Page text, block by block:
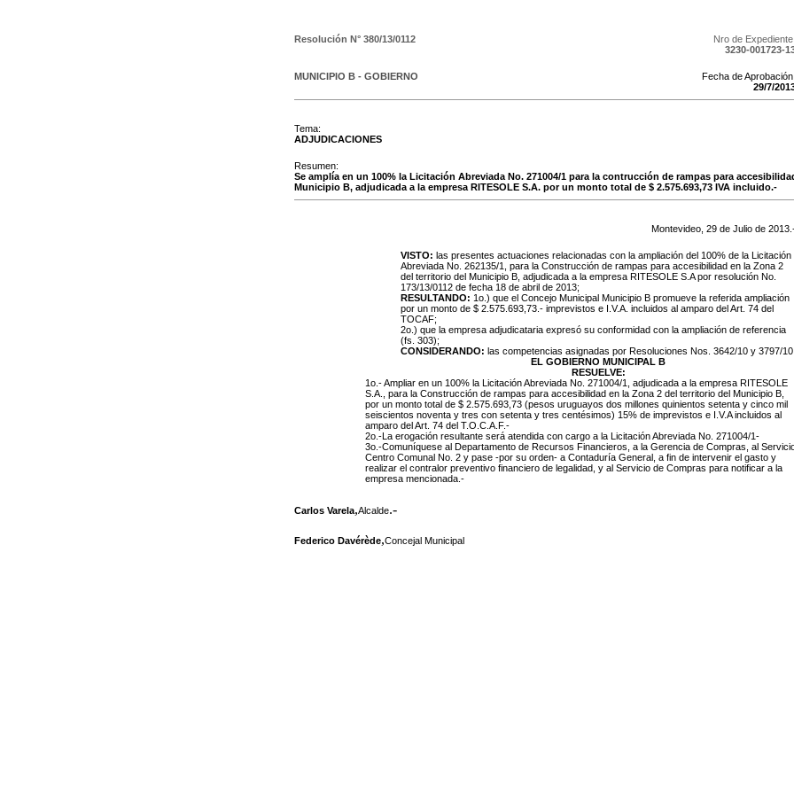
Resolución N° 380/13/0112
Nro de
3230-001723-
MUNICIPIO B - GOBIERNO
Fecha de
29/7/
Tema:
ADJUDICACIONES
Resumen:
Se amplía en un 100% la Licitación Abreviada No. 271004/1 para la contrucción de rampas para
Municipio B, adjudicada a la empresa RITESOLE S.A. por un monto total de $ 2.575.693,73 IVA incluido.-
Montevideo, 29 de Julio de 2013
VISTO: las presentes actuaciones relacionadas con la ampliación del 100% de la Licitación
Abreviada No. 262135/1, para la Construcción de rampas para accesibilidad en la Zona 2
del territorio del Municipio B, adjudicada a la empresa RITESOLE S.A por resolución No.
173/13/0112 de fecha 18 de abril de 2013;
RESULTANDO: 1o.) que el Concejo Municipal Municipio B promueve la referida ampliación
por un monto de $ 2.575.693,73.- imprevistos e I.V.A. incluidos al amparo del Art. 74 del
TOCAF;
2o.) que la empresa adjudicataria expresó su conformidad con la ampliación de referencia
(fs. 303);
CONSIDERANDO: las competencias asignadas por Resoluciones Nos. 3642/10 y 3797/
EL GOBIERNO MUNICIPAL B
RESUELVE:
1o.- Ampliar en un 100% la Licitación Abreviada No. 271004/1, adjudicada a la empresa RITESOLE
S.A., para la Construcción de rampas para accesibilidad en la Zona 2 del territorio del Municipio B,
por un monto total de $ 2.575.693,73 (pesos uruguayos dos millones quinientos setenta y cinco mil
seiscientos noventa y tres con setenta y tres centésimos) 15% de imprevistos e I.V.A incluidos al
amparo del Art. 74 del T.O.C.A.F.-
2o.-La erogación resultante será atendida con cargo a la Licitación Abreviada No. 271004/1-
3o.-Comuníquese al Departamento de Recursos Financieros, a la Gerencia de Compras, al
Centro Comunal No. 2 y pase -por su orden- a Contaduría General, a fin de intervenir el gasto y
realizar el contralor preventivo financiero de legalidad, y al Servicio de Compras para notificar a la
empresa mencionada.-
Carlos Varela,Alcalde.-
Federico Davérède,Concejal Municipal